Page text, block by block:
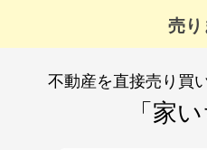
売
不動産を直接売り買
「家